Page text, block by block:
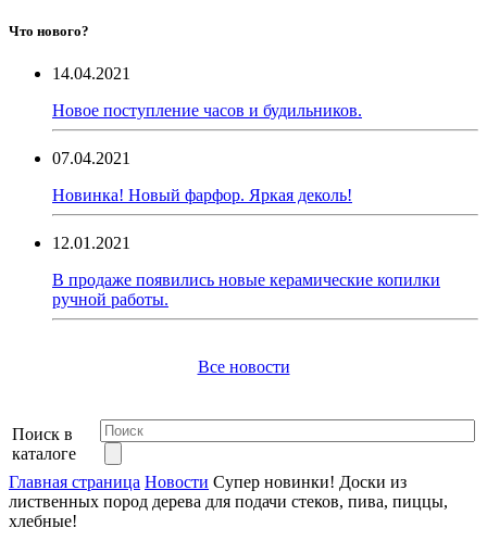
Что нового?
14.04.2021
Новое поступление часов и будильников.
07.04.2021
Новинка! Новый фарфор. Яркая деколь!
12.01.2021
В продаже появились новые керамические копилки
ручной работы.
Все новости
Поиск в
каталоге
Главная страница Новости Супер новинки! Доски из
лиственных пород дерева для подачи стеков, пива, пиццы,
хлебные!